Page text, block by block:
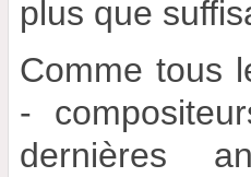
plus que
Comme tous
-
dernières